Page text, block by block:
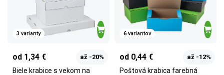
3 varianty
od 1,34 € až -20%
Biele krabice s vekom na
6 variantov
od 0,44 € až -12%
Poštová krabica farebná